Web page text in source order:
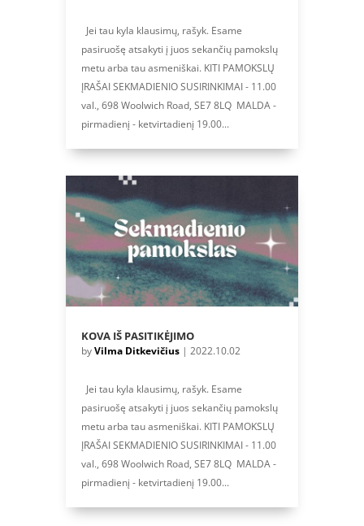
Jei tau kyla klausimų, rašyk. Esame
pasiruošę atsakyti į juos sekančių pamokslų
metu arba tau asmeniškai. KITI PAMOKSLŲ
ĮRAŠAI SEKMADIENIO SUSIRINKIMAI - 11.00
val., 698 Woolwich Road, SE7 8LQ MALDA -
pirmadienį - ketvirtadienį 19.00...
KOVA IŠ PASITIKĖJIMO
byVilma Ditkevičius| 2022.10.02
Jei tau kyla klausimų, rašyk. Esame
pasiruošę atsakyti į juos sekančių pamokslų
metu arba tau asmeniškai. KITI PAMOKSLŲ
ĮRAŠAI SEKMADIENIO SUSIRINKIMAI - 11.00
val., 698 Woolwich Road, SE7 8LQ MALDA -
pirmadienį - ketvirtadienį 19.00...